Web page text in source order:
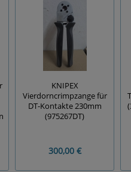
KNIPEX
Vierdorncrimpzange für
DT-Kontakte 230mm
(975267DT)
300,00 €